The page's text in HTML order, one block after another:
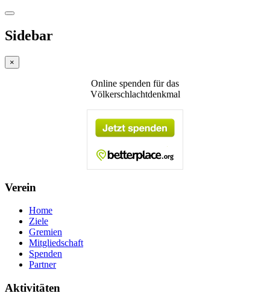
Sidebar
×
Online spenden für das
Völkerschlachtdenkmal
Verein
Home
Ziele
Gremien
Mitgliedschaft
Spenden
Partner
Aktivitäten